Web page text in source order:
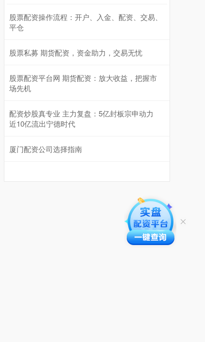
股票配资操作流程：开户、入金、配资、交易、
平仓
股票私募 期货配资，资金助力，交易无忧
股票配资平台网 期货配资：放大收益，把握市
场先机
配资炒股真专业 主力复盘：5亿封板宗申动力
近10亿流出宁德时代
厦门配资公司选择指南